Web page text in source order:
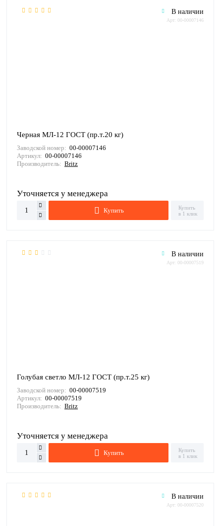
В наличии
Арт: 00-00007146
Черная МЛ-12 ГОСТ (пр.т.20 кг)
Заводской номер: 00-00007146
Артикул: 00-00007146
Производитель: Britz
Уточняется у менеджера
Купить
Купить
в 1 клик
В наличии
Арт: 00-00007519
Голубая светло МЛ-12 ГОСТ (пр.т.25 кг)
Заводской номер: 00-00007519
Артикул: 00-00007519
Производитель: Britz
Уточняется у менеджера
Купить
Купить
в 1 клик
В наличии
Арт: 00-00007520